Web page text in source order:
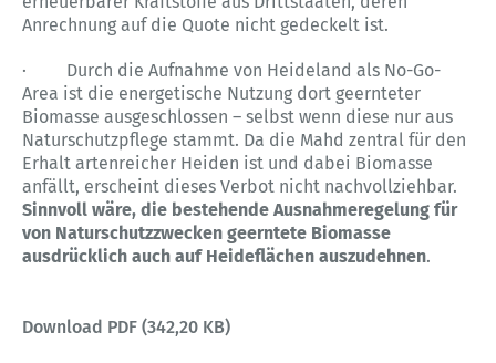
Anrechnung auf die Quote nicht gedeckelt ist.
· Durch die Aufnahme von Heideland als No-Go-
Area ist die energetische Nutzung dort geernteter
Biomasse ausgeschlossen – selbst wenn diese nur aus
Naturschutzpflege stammt. Da die Mahd zentral für den
Erhalt artenreicher Heiden ist und dabei Biomasse
anfällt, erscheint dieses Verbot nicht nachvollziehbar.
Sinnvoll wäre, die bestehende Ausnahmeregelung für
von Naturschutzzwecken geerntete Biomasse
ausdrücklich auch auf Heideflächen auszudehnen.
Download PDF (342,20 KB)